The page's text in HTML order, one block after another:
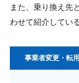
また、乗り換え先
わせて紹介してい
事業者変更・転